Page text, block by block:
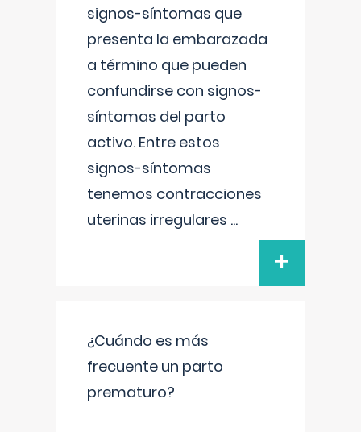
signos-síntomas que
presenta la embarazada
a término que pueden
confundirse con signos-
síntomas del parto
activo. Entre estos
signos-síntomas
tenemos contracciones
uterinas irregulares ...
+
¿Cuándo es más
frecuente un parto
prematuro?